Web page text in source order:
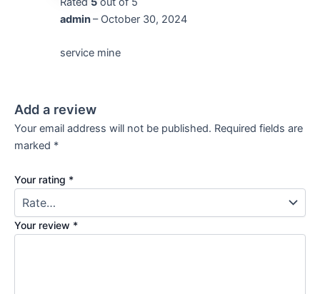
admin– October 30, 2024
service mine
Add a review
Your email address will not be published. Required fields are
marked *
Your rating *
Your review *